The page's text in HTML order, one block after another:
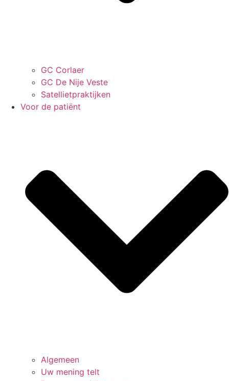
GC Corlaer
GC De Nije Veste
Satelliet­praktijken
Voor de patiënt
Algemeen
Uw mening telt